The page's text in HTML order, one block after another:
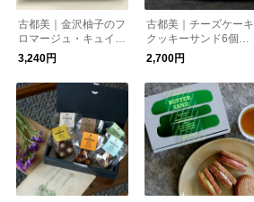
古都美｜金沢柚子のフ
ロマージュ・キュイ
（冷凍発送）
3,240円
古都美｜チーズケーキ
クッキーサンド6個入
（冷凍発送）
2,700円